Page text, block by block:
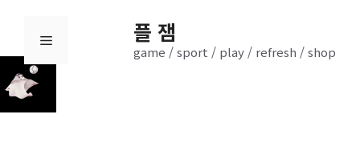
츠
로
건
플 잼
game / sport / play / refresh / shop
메